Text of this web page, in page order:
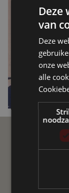
Ellio
Join de Ellio
onafhankelijke
Vlaanderen en
Deze
van
Deze
onze
alle